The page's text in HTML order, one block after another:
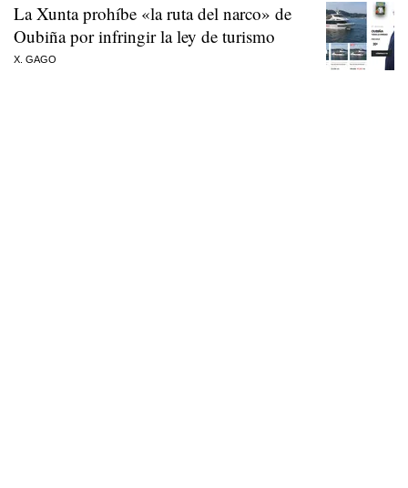
La Xunta prohíbe «la ruta del narco» de
Oubiña por infringir la ley de turismo
X. GAGO